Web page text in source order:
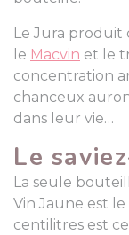
Le Jura produit
le Macvin et le
concentration
chanceux
dans leur vie…
Le
La seule
Vin Jaune est
centilitres est